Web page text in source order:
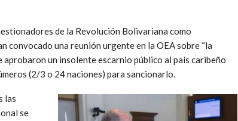
de la Revolución Bolivariana como
convocado una reunión urgente en la OEA sobre “la
aprobaron un insolente escarnio público al país caribeño
(2/3 o 24 naciones) para sancionarlo.
las
se